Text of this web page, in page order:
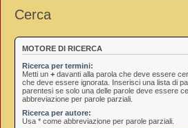
Cerca
MOTORE DI RICERCA
Ricerca per termini:
Metti un + davanti alla parola che deve essere
che deve essere ignorata. Inserisci una lista di
parentesi se solo una delle parole deve essere
abbreviazione per parole parziali.
Ricerca per autore:
Usa * come abbreviazione per parole parziali.